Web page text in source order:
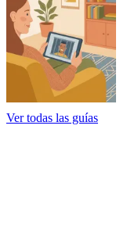
Ver todas las guías